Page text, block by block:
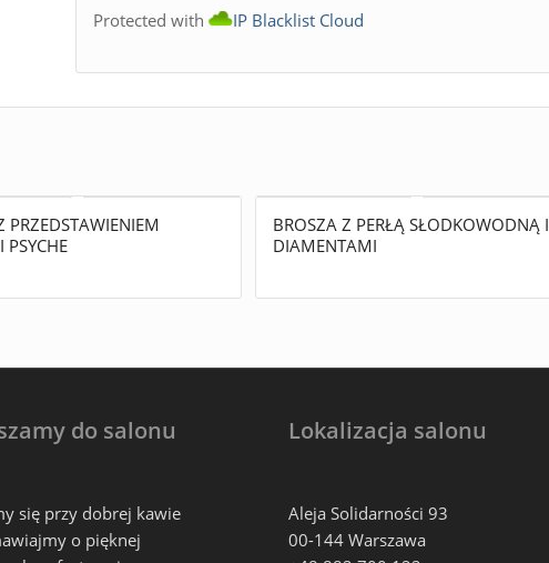
Protected with IP Blacklist Cloud
PRZEDSTAWIENIEM
BROSZA Z PERŁĄ SŁODKOWODNĄ I
DIAMENTAMI
do salonu
się przy dobrej kawie
o pięknej
Lokalizacja salonu
Aleja Solidarności 93
00-144 Warszawa